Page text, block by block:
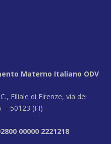
Materno Italiano ODV
Filiale di Firenze, via dei
- 50123 (FI)
00000 2221218